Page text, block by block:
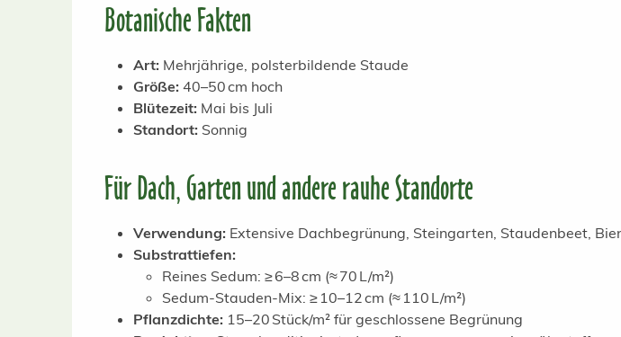
Botanische Fakten
Art: Mehrjährige, polsterbildende Staude
Größe: 40–50 cm hoch
Blütezeit: Mai bis Juli
Standort: Sonnig
Für Dach, Garten und andere rauhe Standorte
Verwendung: Extensive Dachbegrünung, Steingarten, Staudenbeet,
Substrattiefen:
Reines Sedum: ≥ 6–8 cm (≈ 70 L/m²)
Sedum-Stauden-Mix: ≥ 10–12 cm (≈ 110 L/m²)
Pflanzdichte: 15–20 Stück/m² für geschlossene Begrünung